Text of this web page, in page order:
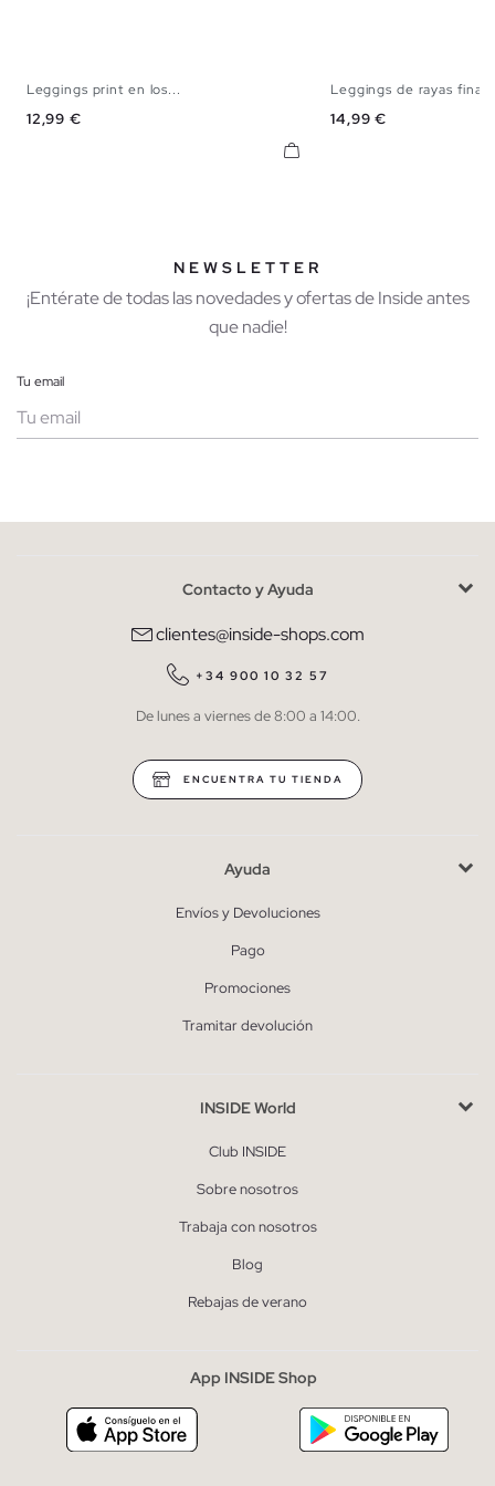
Leggings print en los...
Precio
12,99 €
S
Leggings de rayas finas
Precio
14,99 €
NEWSLETTER
¡Entérate de todas las novedades y ofertas de Inside antes
que nadie!
Tu email
He leído y entiendo lapolítica de privacidad
QUIERO SUSCRIBIRME
* Puedes cancelar la suscripción en cualquier momento.
Contacto y Ayuda
clientes@inside-shops.com
+34 900 10 32 57
De lunes a viernes de 8:00 a 14:00.
ENCUENTRA TU TIENDA
Ayuda
Envíos y Devoluciones
Pago
Promociones
Tramitar devolución
INSIDE World
Club INSIDE
Sobre nosotros
Trabaja con nosotros
Blog
Rebajas de verano
App INSIDE Shop